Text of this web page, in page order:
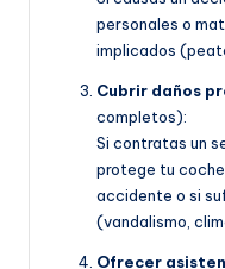
personales o
implicados
Cubrir daños
completos):
Si contratas un
protege tu
accidente o si
(vandalismo,
Ofrecer